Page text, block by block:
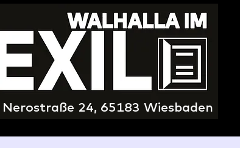
Nerostraße 24, 65183 Wiesbaden